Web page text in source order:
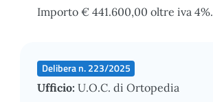
Importo € 441.600,00 oltre iva 4%.
Delibera n. 223/2025
Ufficio: U.O.C. di Ortopedia